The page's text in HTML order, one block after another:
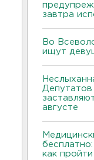
завтра
Во
ищут
августе
как пройти